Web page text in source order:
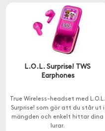
L.O.L. Surprise! TWS
Earphones
True Wireless-headset med L.O.L.
Surprise! som gör att du står ut i
mängden och enkelt hittar dina
lurar.